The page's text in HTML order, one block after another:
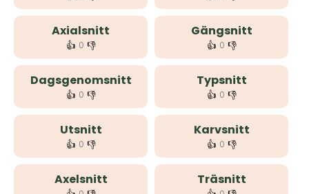
Axialsnitt
👍 0 👎
Gängsnitt
👍 0 👎
Dagsgenomsnitt
👍 0 👎
Typsnitt
👍 0 👎
Utsnitt
👍 0 👎
Karvsnitt
👍 0 👎
Axelsnitt Träsnitt